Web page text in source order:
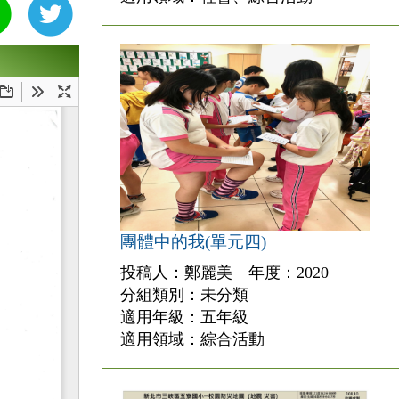
團體中的我(單元四)
投稿人：鄭麗美 年度：2020
分組類別：未分類
適用年級：五年級
適用領域：綜合活動